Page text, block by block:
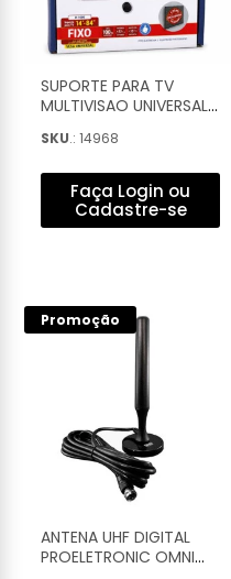
SUPORTE PARA TV
MULTIVISAO UNIVERSAL
SKU.: 14968
Faça Login ou
Cadastre-se
Promoção
ANTENA UHF DIGITAL
PROELETRONIC OMNI